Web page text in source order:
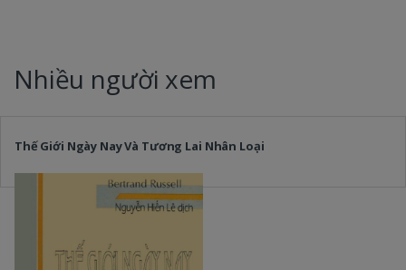
Nhiều người xem
Thế Giới Ngày Nay Và Tương Lai Nhân Loại